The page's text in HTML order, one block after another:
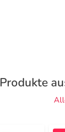
Produkte